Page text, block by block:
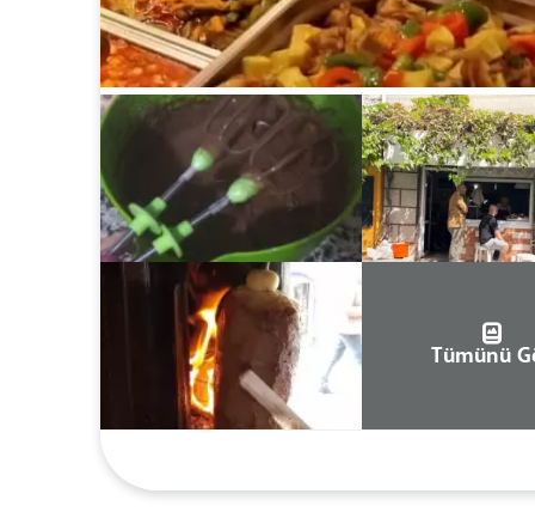
Tümünü